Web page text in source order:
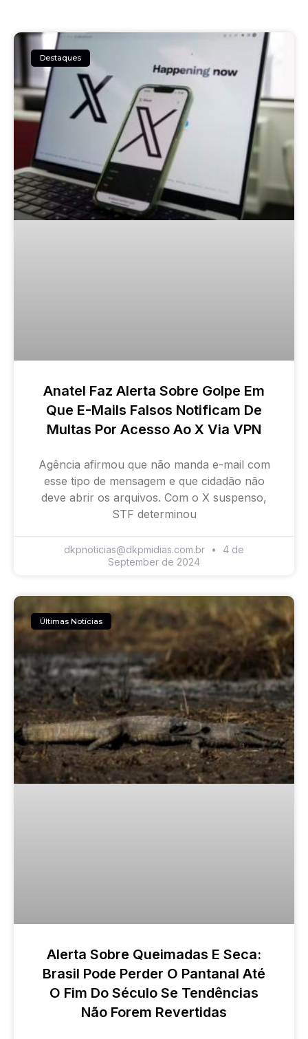
Destaques
Anatel Faz Alerta Sobre Golpe Em
Que E-Mails Falsos Notificam De
Multas Por Acesso Ao X Via VPN
Agência afirmou que não manda e-mail com
esse tipo de mensagem e que cidadão não
deve abrir os arquivos. Com o X suspenso,
STF determinou
dkpnoticias@dkpmidias.com.br
4 de
September de 2024
Últimas Notícias
Alerta Sobre Queimadas E Seca:
Brasil Pode Perder O Pantanal Até
O Fim Do Século Se Tendências
Não Forem Revertidas